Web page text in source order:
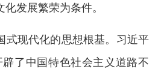
发展繁荣为条件。
式现代化的思想根基。习近平
了中国特色社会主义道路不